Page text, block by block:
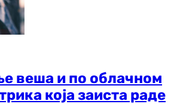
веша и по облачном
која заиста раде